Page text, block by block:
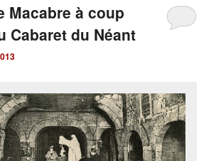
Macabre à coup
Cabaret du Néant